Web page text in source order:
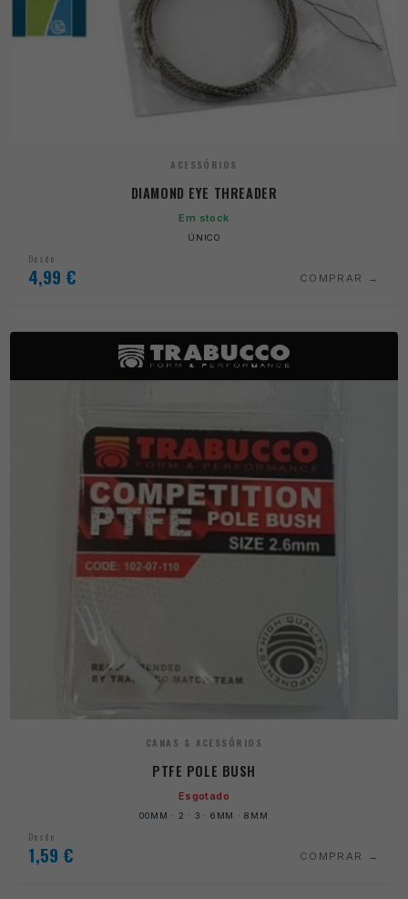
ACESSÓRIOS
DIAMOND EYE THREADER
Em stock
ÚNICO
Desde
4,99 € COMPRAR
CANAS & ACESSÓRIOS
PTFE POLE BUSH
Esgotado
00MM · 2 · 3 · 6MM · 8MM
Desde
1,59 € COMPRAR